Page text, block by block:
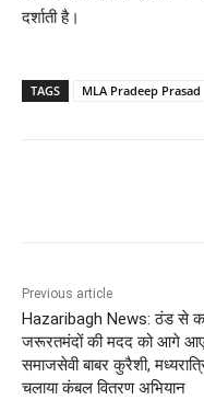
दर्शाती है।
TAGS MLA Pradeep Prasad
Previous article
Hazaribagh News: ठंड से
जरूरतमंदों की मदद को आगे
समाजसेवी बाबर कुरैशी,
चलाया कंबल वितरण अभियान